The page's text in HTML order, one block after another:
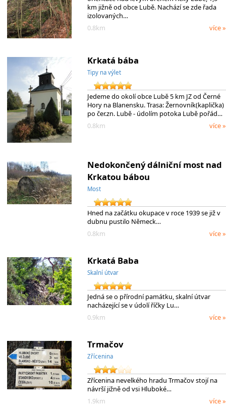
km jižně od obce Lubě. Nachází se zde řada
izolovaných…
0.8km
více »
Krkatá bába
Tipy na výlet
Jedeme do okolí obce Lubě 5 km JZ od Černé
Hory na Blanensku. Trasa: Žernovník(kaplička)
po čer.zn. Lubě - údolím potoka Lubě pořád…
0.8km
více »
Nedokončený dálniční most nad
Krkatou bábou
Most
Hned na začátku okupace v roce 1939 se již v
dubnu pustilo Německ…
0.8km
více »
Krkatá Baba
Skalní útvar
Jedná se o přírodní památku, skalní útvar
nacházející se v údolí říčky Lu…
0.9km
více »
Trmačov
Zřícenina
Zřícenina nevelkého hradu Trmačov stojí na
návrší jižně od vsi Hluboké…
1.9km
více »